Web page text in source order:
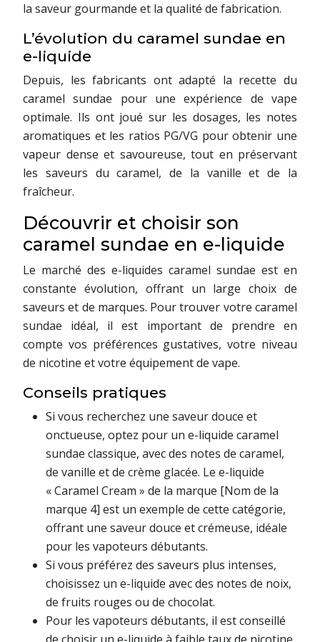
la saveur gourmande et la qualité de fabrication.
L’évolution du caramel sundae en
e-liquide
Depuis, les fabricants ont adapté la recette du
caramel sundae pour une expérience de vape
optimale. Ils ont joué sur les dosages, les notes
aromatiques et les ratios PG/VG pour obtenir une
vapeur dense et savoureuse, tout en préservant
les saveurs du caramel, de la vanille et de la
fraîcheur.
Découvrir et choisir son
caramel sundae en e-liquide
Le marché des e-liquides caramel sundae est en
constante évolution, offrant un large choix de
saveurs et de marques. Pour trouver votre caramel
sundae idéal, il est important de prendre en
compte vos préférences gustatives, votre niveau
de nicotine et votre équipement de vape.
Conseils pratiques
Si vous recherchez une saveur douce et
onctueuse, optez pour un e-liquide caramel
sundae classique, avec des notes de caramel,
de vanille et de crème glacée. Le e-liquide
« Caramel Cream » de la marque [Nom de la
marque 4] est un exemple de cette catégorie,
offrant une saveur douce et crémeuse, idéale
pour les vapoteurs débutants.
Si vous préférez des saveurs plus intenses,
choisissez un e-liquide avec des notes de noix,
de fruits rouges ou de chocolat.
Pour les vapoteurs débutants, il est conseillé